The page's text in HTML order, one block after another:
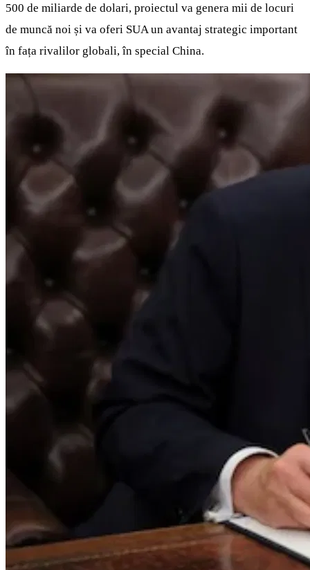
500 de miliarde de dolari, proiectul va genera mii de locuri
de muncă noi și va oferi SUA un avantaj strategic important
în fața rivalilor globali, în special China.